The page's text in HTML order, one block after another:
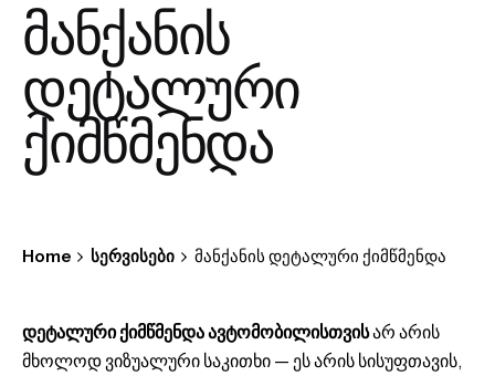
მანქანის
დეტალური
ქიმწმენდა
Home სერვისები მანქანის დეტალური ქიმწმენდა
დეტალური ქიმწმენდა ავტომობილისთვისარ არის
მხოლოდ ვიზუალური საკითხი — ეს არის სისუფთავის,